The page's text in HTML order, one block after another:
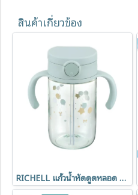
สินค้าเกี่ยวข้อง
RICHELL แก้วน้ำหัดดูดหลอด รุ่น AXSTARS 320 ml. (7 เดือนขึ้นไป)